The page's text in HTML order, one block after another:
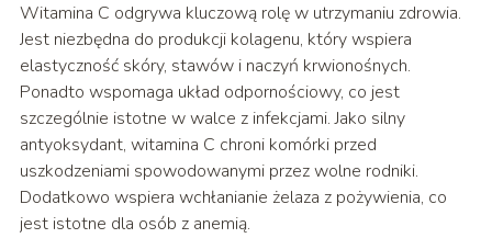
Witamina C odgrywa kluczową rolę w utrzymaniu zdrowia.
Jest niezbędna do produkcji kolagenu, który wspiera
elastyczność skóry, stawów i naczyń krwionośnych.
Ponadto wspomaga układ odpornościowy, co jest
szczególnie istotne w walce z infekcjami. Jako silny
antyoksydant, witamina C chroni komórki przed
uszkodzeniami spowodowanymi przez wolne rodniki.
Dodatkowo wspiera wchłanianie żelaza z pożywienia, co
jest istotne dla osób z anemią.